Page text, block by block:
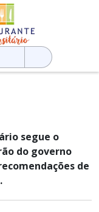
segue o
do governo
de